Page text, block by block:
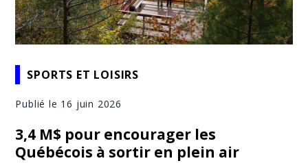
SPORTS ET LOISIRS
Publié le 16 juin 2026
3,4 M$ pour encourager les
Québécois à sortir en plein air